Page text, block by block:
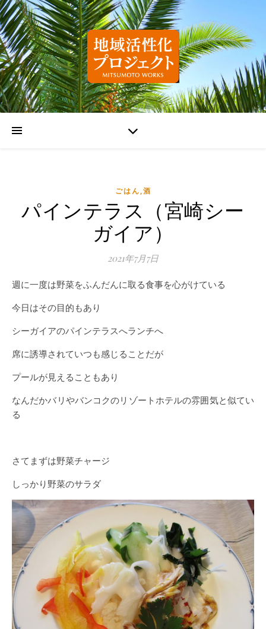
ごはん,酒
パインテラス（宮崎シー
ガイア）
2021年7月7日
週に一度は野菜をふんだんに取る食事を心がけている
今日はその目的もあり
シーガイアのパインテラスへランチへ
席に誘導されていつも感じることだが
プールが見えることもあり
なんだかバリやバンコクのリゾートホテルの雰囲気と似てい
る
さてまずは野菜チャージ
しっかり野菜のサラダ